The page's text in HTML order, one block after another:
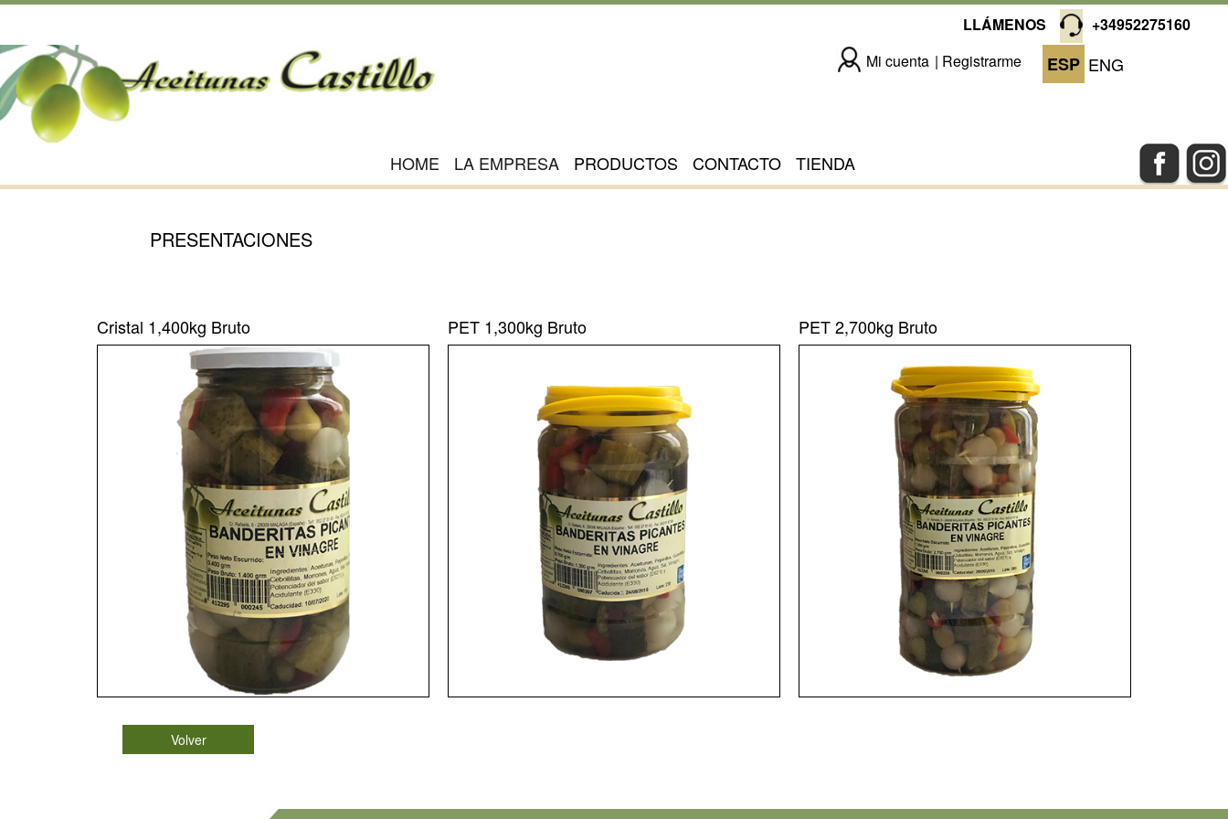
LLÁMENOS
+34952275160
Mi cuenta
Registrarme ESP ENG
HOME LA EMPRESA PRODUCTOS CONTACTO TIENDA
PRESENTACIONES
Cristal 1,400kg Bruto PET 1,300kg Bruto PET 2,700kg Bruto
Volver